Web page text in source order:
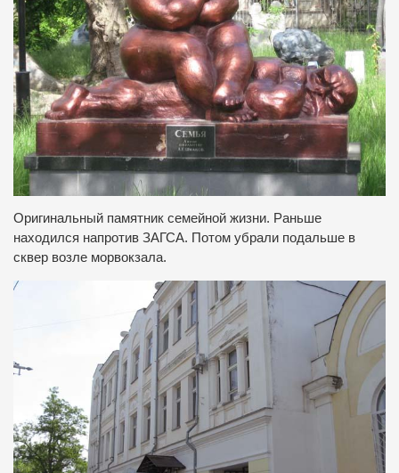
Оригинальный памятник семейной жизни. Раньше
находился напротив ЗАГСА. Потом убрали подальше в
сквер возле морвокзала.